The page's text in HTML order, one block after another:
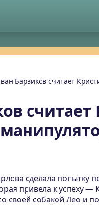
Барзиков считает
считает
сделала попытку
привела к успеху —
своей собакой Лео и